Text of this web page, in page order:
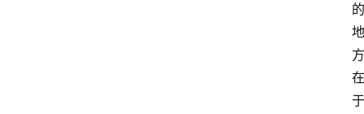
的
地
方
在
于